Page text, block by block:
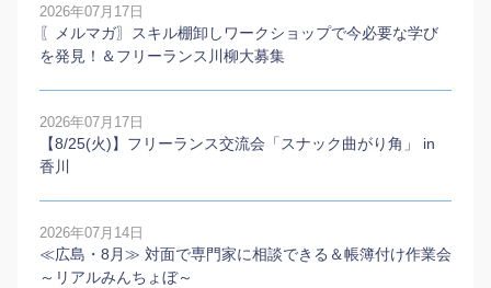
2026年07月17日
〖メルマガ〗スキル棚卸しワークショップで今必要な学び
を発見！＆フリーランス川柳大募集
2026年07月17日
【8/25(火)】フリーランス交流会「スナック曲がり角」 in
香川
2026年07月14日
≪広島・8月≫ 対面で専門家に相談できる＆帳簿付け作業会
～リアルみんちょぼ～